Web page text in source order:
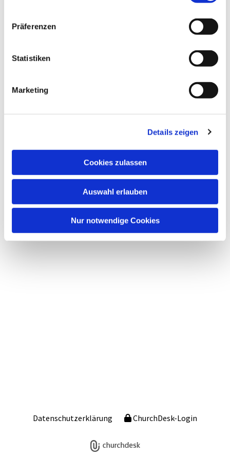
Präferenzen
Statistiken
Marketing
Details zeigen
Cookies zulassen
Auswahl erlauben
Nur notwendige Cookies
Dies könnte Sie auch interessieren
Datenschutzerklärung ChurchDesk-Login